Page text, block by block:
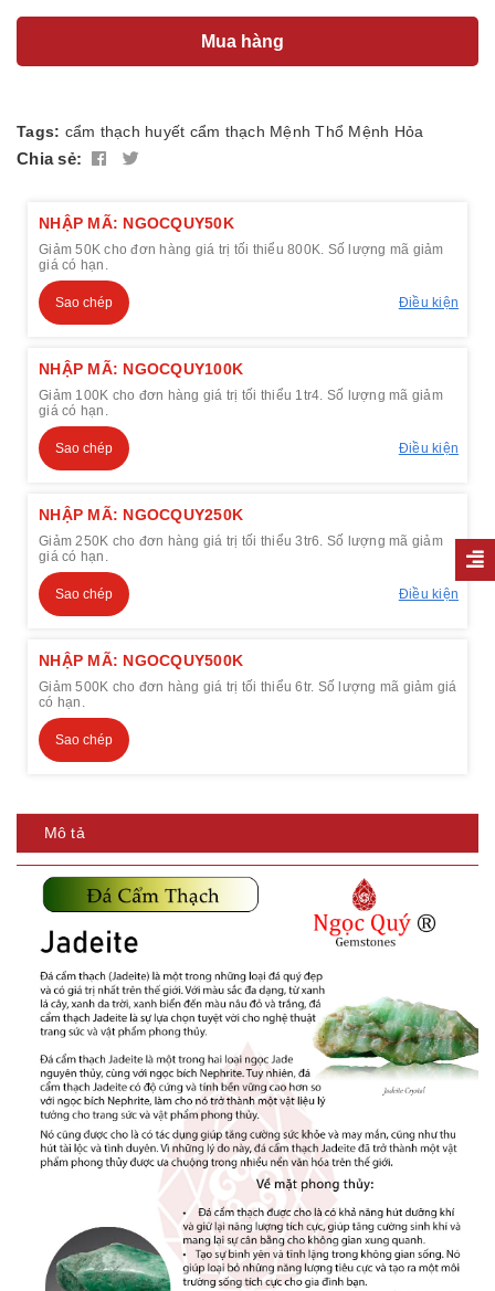
Mua hàng
Tags: cẩm thạch huyết cẩm thạch Mệnh Thổ Mệnh Hỏa
Chia sẻ:
NHẬP MÃ: NGOCQUY50K
Giảm 50K cho đơn hàng giá trị tối thiểu 800K. Số lượng mã giảm
giá có hạn.
Sao chép Điều kiện
NHẬP MÃ: NGOCQUY100K
Giảm 100K cho đơn hàng giá trị tối thiểu 1tr4. Số lượng mã giảm
giá có hạn.
Sao chép Điều kiện
NHẬP MÃ: NGOCQUY250K
Giảm 250K cho đơn hàng giá trị tối thiểu 3tr6. Số lượng mã giảm
giá có hạn.
Sao chép Điều kiện
NHẬP MÃ: NGOCQUY500K
Giảm 500K cho đơn hàng giá trị tối thiểu 6tr. Số lượng mã giảm giá
có hạn.
Sao chép
Mô tả